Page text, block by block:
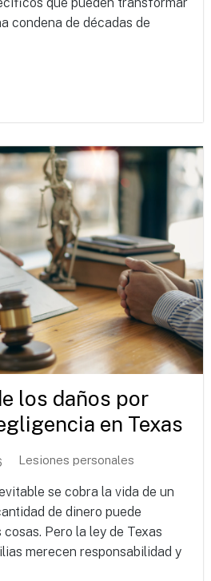
condena de décadas de
los daños por
en Texas
Lesiones personales
se cobra la vida de un
de dinero puede
Pero la ley de Texas
merecen responsabilidad y